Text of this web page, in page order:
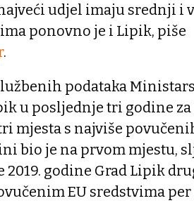
udjel imaju srednji i
ponovno je i Lipik, piše
.
podataka
u posljednje tri godine
mjesta s najviše
bio je na prvom mjestu,
2019. godine Grad Lipik
EU sredstvima per